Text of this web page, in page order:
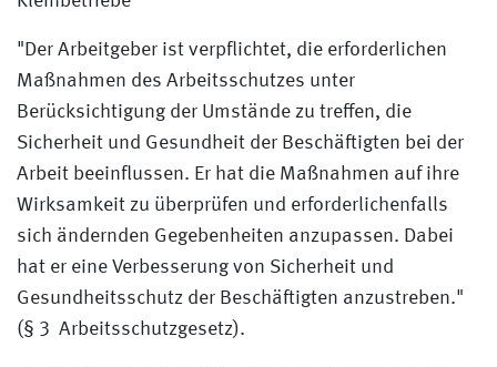
"Der Arbeitgeber ist verpflichtet, die erforderlichen
Maßnahmen des Arbeitsschutzes unter
Berücksichtigung der Umstände zu treffen, die
Sicherheit und Gesundheit der Beschäftigten bei der
Arbeit beeinflussen. Er hat die Maßnahmen auf ihre
Wirksamkeit zu überprüfen und erforderlichenfalls
sich ändernden Gegebenheiten anzupassen. Dabei
hat er eine Verbesserung von Sicherheit und
Gesundheitsschutz der Beschäftigten anzustreben."
(§ 3 Arbeitsschutzgesetz).